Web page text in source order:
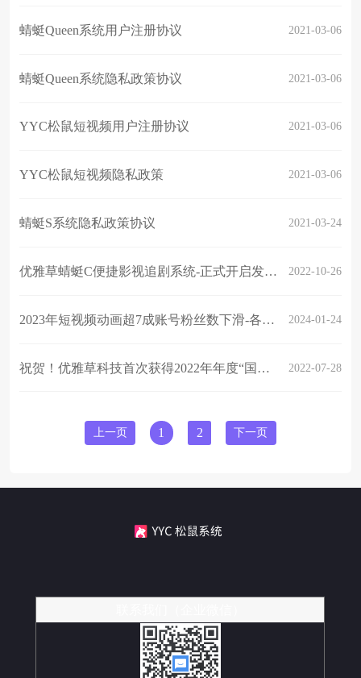
蜻蜓Queen系统用户注册协议 2021-03-06
蜻蜓Queen系统隐私政策协议 2021-03-06
YYC松鼠短视频用户注册协议 2021-03-06
YYC松鼠短视频隐私政策 2021-03-06
蜻蜓S系统隐私政策协议 2021-03-24
优雅草蜻蜓C便捷影视追剧系统-正式开启发售-详细请关注优雅草松鼠蜻蜓系统官网 2022-10-26
2023年短视频动画超7成账号粉丝数下滑-各平台依然加码输出短视频动画-蓝鲸财经 2024-01-24
祝贺！优雅草科技首次获得2022年年度“国家重点软件企业认定”，再接再厉。 2022-07-28
上一页 1 2 下一页